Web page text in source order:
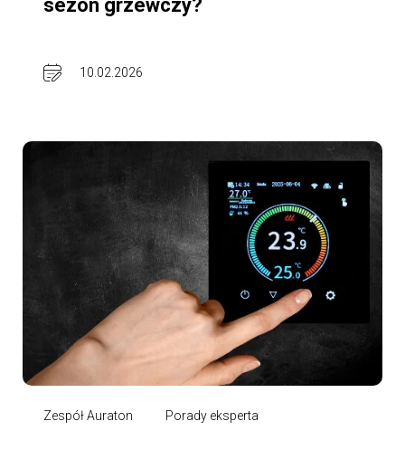
sezon grzewczy?
10.02.2026
Zespół Auraton Porady eksperta